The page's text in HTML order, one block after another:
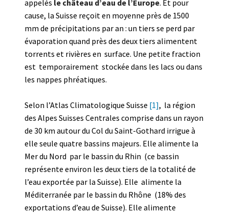
appelés le château d’eau de l’Europe. Et pour
cause, la Suisse reçoit en moyenne près de 1500
mm de précipitations par an : un tiers se perd par
évaporation quand près des deux tiers alimentent
torrents et rivières en surface. Une petite fraction
est temporairement stockée dans les lacs ou dans
les nappes phréatiques.
Selon l’Atlas Climatologique Suisse [1], la région
des Alpes Suisses Centrales comprise dans un rayon
de 30 km autour du Col du Saint-Gothard irrigue à
elle seule quatre bassins majeurs. Elle alimente la
Mer du Nord par le bassin du Rhin (ce bassin
représente environ les deux tiers de la totalité de
l’eau exportée par la Suisse). Elle alimente la
Méditerranée par le bassin du Rhône (18% des
exportations d’eau de Suisse). Elle alimente